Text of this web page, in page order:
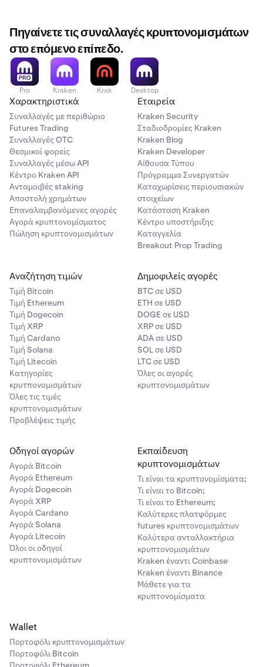
Εγγράφου
Βεβαιωθείτε ότι ο αριθμός παρέχεται με ακρίβεια για να
αποφύγετε καθυστερήσεις.
Πηγαίνετε τις συναλλαγές κρυπτονομισμάτων
στο επόμενο επίπεδο.
Pro Kraken Krak Desktop
Χαρακτηριστικά
Συναλλαγές με περιθώριο
Futures Trading
Συναλλαγές OTC
Θεσμικοί φορείς
Συναλλαγές μέσω API
Κέντρο Kraken API
Ανταμοιβές staking
Αποστολή χρημάτων
Επαναλαμβανόμενες αγορές
Αγορά κρυπτονομίσματος
Πώληση κρυπτονομισμάτων
Εταιρεία
Kraken Security
Σταδιοδρομίες Kraken
Kraken Blog
Kraken Developer
Αίθουσα Τύπου
Πρόγραμμα Συνεργατών
Καταχωρίσεις περιουσιακών
στοιχείων
Κατάσταση Kraken
Κέντρο υποστήριξης
Καταγγελία
Breakout Prop Trading
Αναζήτηση τιμών
Τιμή Βitcoin
Τιμή Ethereum
Τιμή Dogecoin
Τιμή XRP
Τιμή Cardano
Τιμή Solana
Τιμή Litecoin
Κατηγορίες
κρυτπονομισμάτων
Όλες τις τιμές
κρυπτονομισμάτων
Προβλέψεις τιμής
Δημοφιλείς αγορές
BTC σε USD
ETH σε USD
DOGE σε USD
XRP σε USD
ADA σε USD
SOL σε USD
LTC σε USD
Όλες οι αγορές
κρυπτονομισμάτων
Οδηγοί αγορών
Αγορά Bitcoin
Αγορά Ethereum
Αγορά Dogecoin
Αγορά XRP
Αγορά Cardano
Αγορά Solana
Αγορά Litecoin
Όλοι οι οδηγοί
κρυπτονομισμάτων
Εκπαίδευση
κρυπτονομισμάτων
Τι είναι τα κρυπτονομίσματα;
Τι είναι το Bitcoin;
Τι είναι το Ethereum;
Καλύτερες πλατφόρμες
futures κρυπτονομισμάτων
Καλύτερα ανταλλακτήρια
κρυπτονομισμάτων
Kraken έναντι Coinbase
Kraken έναντι Binance
Μάθετε για τα
κρυπτονομίσματα
Wallet
Πορτοφόλι κρυπτονομισμάτων
Πορτοφόλι Bitcoin